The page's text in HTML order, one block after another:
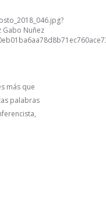
Gabo Nuñez
más que
palabras